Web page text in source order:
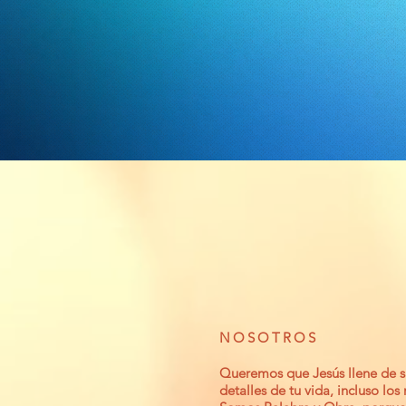
NOSOTROS
Queremos que Jesús llene de
detalles de tu vida, incluso los